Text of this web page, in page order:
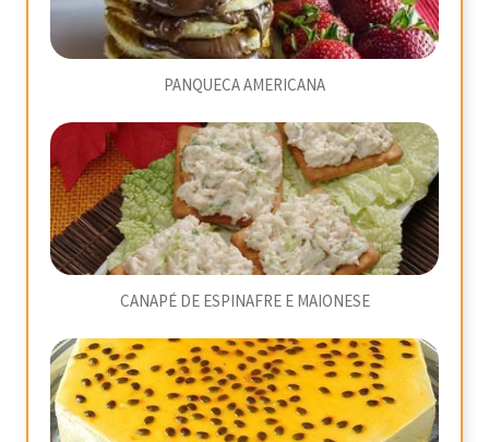
PANQUECA AMERICANA
CANAPÉ DE ESPINAFRE E MAIONESE